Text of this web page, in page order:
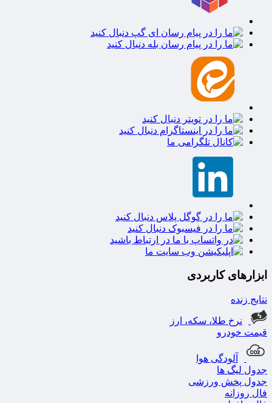
ابزارهای کاربردی
نتایج زنده
نرخ طلا، سکه، ارز
قیمت خودرو
آلودگی هوا
جدول لیگ ها
جدول پخش ورزشی
فال روزانه